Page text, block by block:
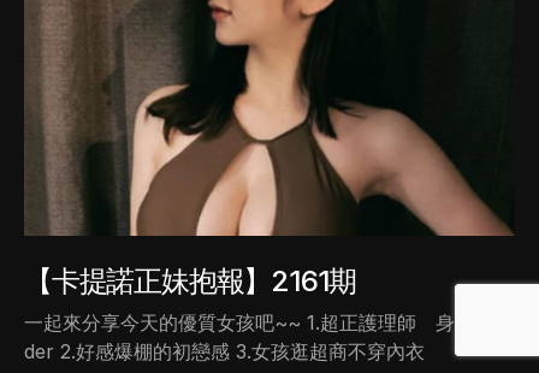
【卡提諾正妹抱報】2161期
一起來分享今天的優質女孩吧~~ 1.超正護理師 身材兇兇
der 2.好感爆棚的初戀感 3.女孩逛超商不穿內衣